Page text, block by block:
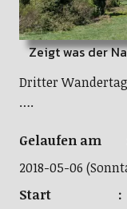
Zeigt was der
Dritter
….
Gelaufen am
2018-05-06
Start :